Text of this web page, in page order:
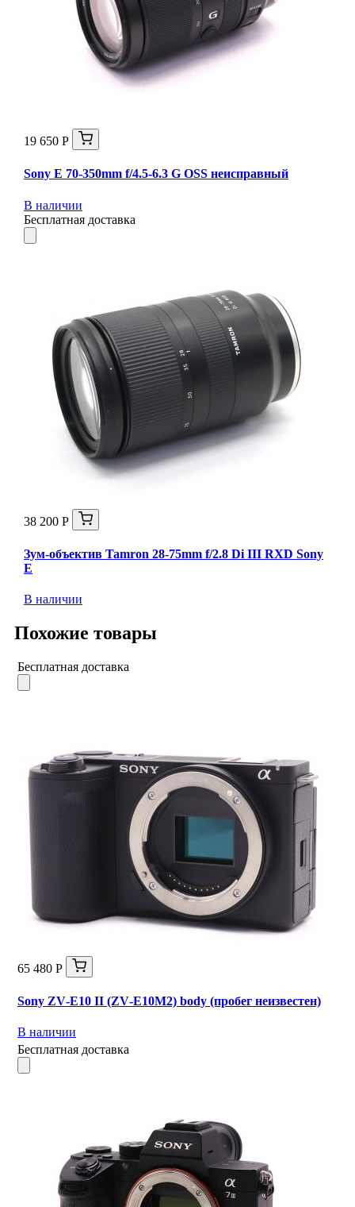
19 650 Р
Sony E 70-350mm f/4.5-6.3 G OSS неисправный
В наличии
Бесплатная доставка
38 200 Р
Зум-объектив Tamron 28-75mm f/2.8 Di III RXD Sony
E
В наличии
Похожие товары
Бесплатная доставка
65 480 Р
Sony ZV‑E10 II (ZV‑E10M2) body (пробег неизвестен)
В наличии
Бесплатная доставка